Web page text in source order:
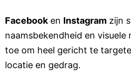
Facebook en Instagram zijn
naamsbekendheid en visuele
toe om heel gericht te
locatie en gedrag.